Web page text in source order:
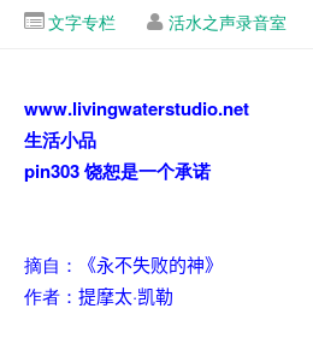
文字专栏 活水之声录音室
www.livingwaterstudio.net
生活小品
pin303饶恕是一个承诺
摘自：
《永不失败的神》
作者： 提摩太·凯勒